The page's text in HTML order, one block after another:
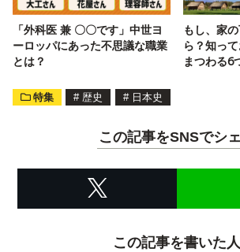
「外科医 兼 〇〇です」中世ヨ
ーロッパにあった不思議な職業
とは？
もし、家
ら？知っ
まつわる6
特集 # 歴史 # 日本史
この記事をSNSでシ
この記事を書いた人